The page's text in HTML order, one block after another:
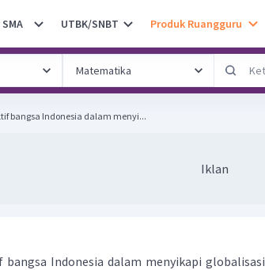
SMA UTBK/SNBT Produk Ruangguru
bangsa Indonesia dalam menyi...
Iklan
Indonesia dalam menyikapi globalisasi